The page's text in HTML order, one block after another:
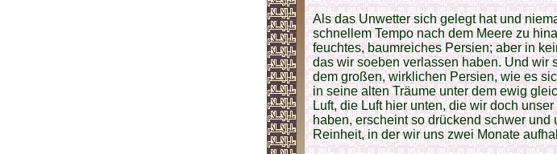
Als das Unwetter sich gelegt hat und
schnellem Tempo nach dem Meere zu
feuchtes, baumreiches Persien; aber in
das wir soeben verlassen haben. Und wir
dem großen, wirklichen Persien, wie es
in seine alten Träume unter dem ewig
Luft, die Luft hier unten, die wir doch
haben, erscheint so drückend schwer
Reinheit, in der wir uns zwei Monate